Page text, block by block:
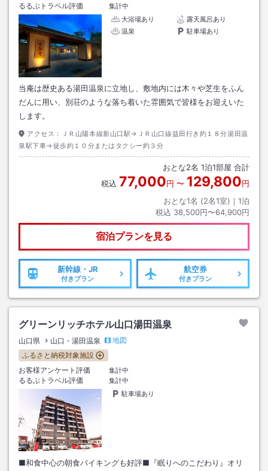
るるぶトラベル評価
集計中
大浴場あり
露天風呂あり
温泉
駐車場あり
当庵は歴史ある湯田温泉に立地し、敷地内には木々や芝生をふん
だんに用い、別荘のような落ち着いた雰囲気で皆様をお迎えいた
します。
アクセス：
ＪＲ山陽本線新山口駅→ＪＲ山口線益田行き約１８分湯田温
泉駅下車→徒歩約１０分またはタクシー約３分
おとな2名 1泊1部屋 合計
税込 77,000円 〜 129,800円
おとな1名 (2名1室)｜ 1泊
税込 38,500円〜64,900円
宿泊プランを見る
新幹線・JR
付きプラン
航空券
付きプラン
グリーンリッチホテル山口湯田温泉
山口県 山口・湯田温泉
地図
ふるさと納税対象施設
お客様アンケート評価
集計中
るるぶトラベル評価
集計中
駐車場あり
■和食中心の朝食バイキングも好評■『眠りへのこだわり』オリ